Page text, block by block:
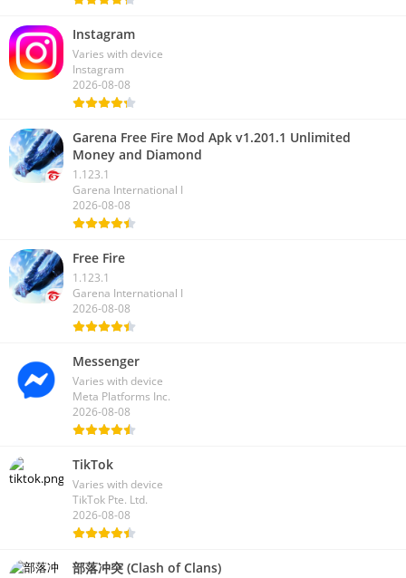
Instagram
Varies with device
Instagram
2026-08-08
Garena Free Fire Mod Apk v1.201.1 Unlimited
Money and Diamond
1.123.1
Garena International I
2026-08-08
Free Fire
1.123.1
Garena International I
2026-08-08
Messenger
Varies with device
Meta Platforms Inc.
2026-08-08
TikTok
Varies with device
TikTok Pte. Ltd.
2026-08-08
部落冲突 (Clash of Clans)